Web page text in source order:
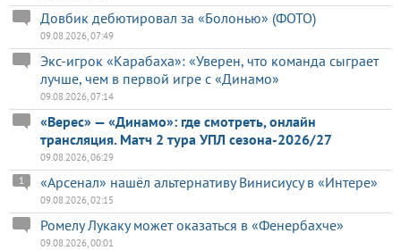
Довбик дебютировал за «Болонью» (ФОТО)
09.08.2026, 07:49
Экс-игрок «Карабаха»: «Уверен, что команда сыграет
лучше, чем в первой игре с «Динамо»
09.08.2026, 07:14
«Верес» — «Динамо»: где смотреть, онлайн
трансляция. Матч 2 тура УПЛ сезона-2026/27
09.08.2026, 06:29
«Арсенал» нашёл альтернативу Винисиусу в «Интере»
1
09.08.2026, 02:15
Ромелу Лукаку может оказаться в «Фенербахче»
09.08.2026, 00:01